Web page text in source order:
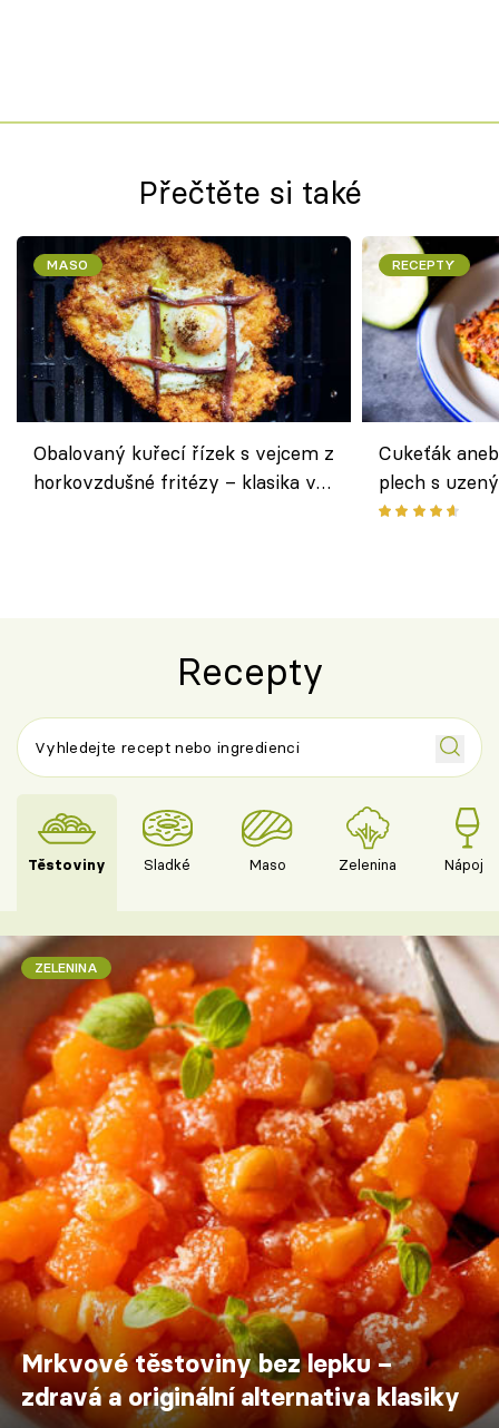
Přečtěte si také
MASO
Obalovaný kuřecí řízek s vejcem z
horkovzdušné fritézy – klasika v
RECEPTY
Cukeťák
plech s
způsob, jak
Recepty
Těstoviny Sladké Maso Zelenina Nápoje
ZELENINA
Mrkvové těstoviny bez lepku –
zdravá a originální alternativa klasiky